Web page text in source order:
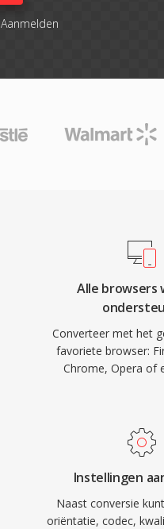
Aanmelden
Alle browsers
Converteer met het
favoriete browser:
Chrome, Opera of
Instellingen
Naast conversie
oriëntatie, codec,